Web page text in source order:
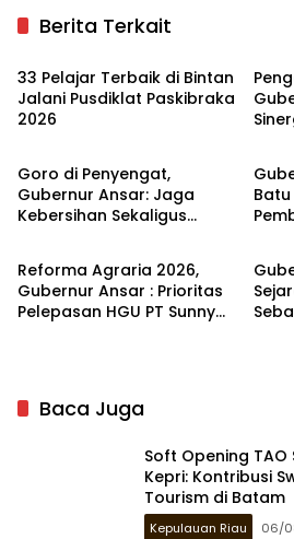
Berita Terkait
Bintan
33 Pelajar Terbaik di Bintan
Jalani Pusdiklat Paskibraka
2026
Kepulauan Riau
Goro di Penyengat,
Gubernur Ansar: Jaga
Kebersihan Sekaligus
Kepulauan Riau
Reforma Agraria 2026,
Gubernur Ansar : Prioritas
Pelepasan HGU PT Sunny
Baca Juga
Soft Opening
Kepri: Kontribusi
Tourism di Batam
Kepulauan Riau 06/